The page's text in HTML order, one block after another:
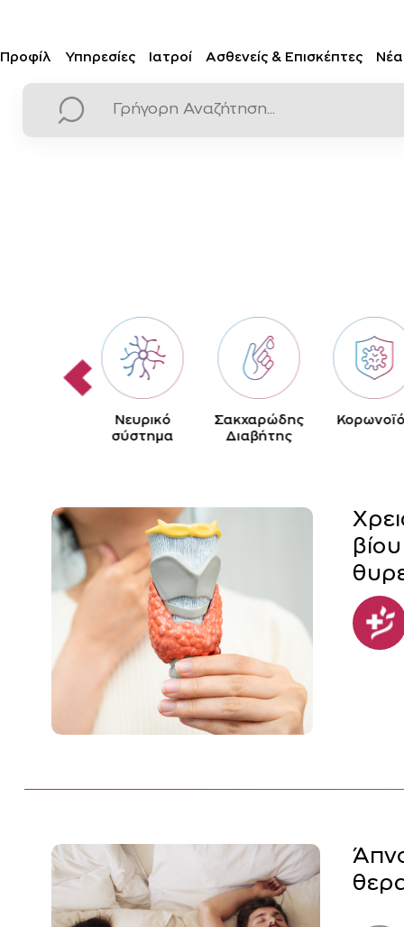
Προφίλ Υπηρεσίες Ιατροί Ασθενείς & Επισκέπτες Νέα
Νευρικό
σύστημα
Σακχαρώδης
Διαβήτης